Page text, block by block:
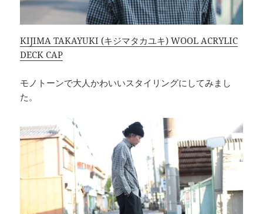
KIJIMA TAKAYUKI (キジマタカユキ) WOOL ACRYLIC
DECK CAP
モノトーンで大人かわいいスタイリングにしてみまし
た。